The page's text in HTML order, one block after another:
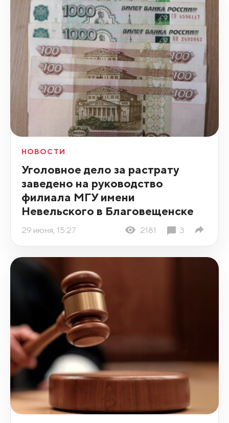
НОВОСТИ
Уголовное дело за растрату
заведено на руководство
филиала МГУ имени
Невельского в Благовещенске
29 июня, 15:27 2181 3